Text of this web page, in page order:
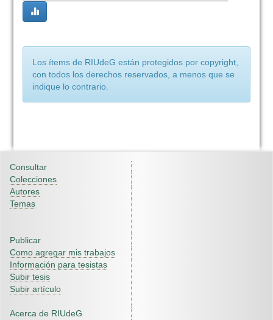
Los ítems de RIUdeG están protegidos por copyright,
con todos los derechos reservados, a menos que se
indique lo contrario.
Consultar
Colecciones
Autores
Temas
Publicar
Como agregar mis trabajos
Información para tesistas
Subir tesis
Subir artículo
Acerca de RIUdeG